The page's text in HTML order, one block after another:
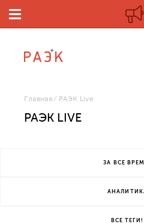
Главная РАЭК Live
РАЭК LIVE
ЗА ВСЕ
ВСЕ ТЕГИ!